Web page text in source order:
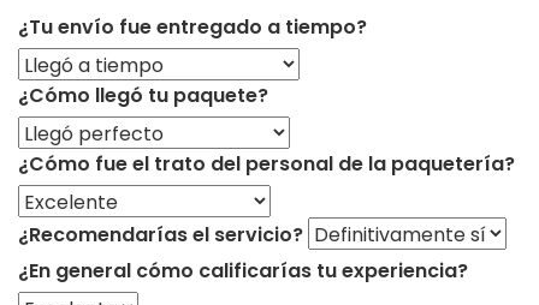
¿Tu envío fue entregado a tiempo?
¿Cómo llegó tu paquete?
¿Cómo fue el trato del personal de la paquetería?
¿Recomendarías el servicio?
¿En general cómo calificarías tu experiencia?